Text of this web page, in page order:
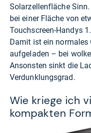
Solarzellenfläche
bei einer Fläche von
Touchscreen-Handys
Damit ist ein normales
aufgeladen – bei
Ansonsten sinkt die
Verdunklungsgrad.
Wie kriege ich
kompakten